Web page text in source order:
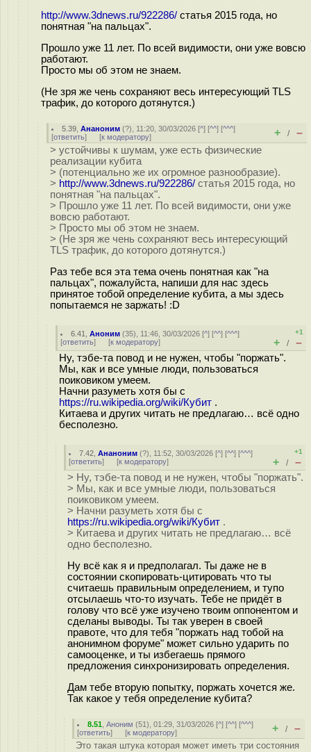
http://www.3dnews.ru/922286/ статья 2015 года, но
понятная "на пальцах".
Прошло уже 11 лет. По всей видимости, они уже вовсю
работают.
Просто мы об этом не знаем.
(Не зря же чень сохраняют весь интересующий TLS
трафик, до которого дотянутся.)
5.39 ,Ананоним (?), 11:20, 30/03/2026 [^] [^^] [^^^]
[ответить] [к модератору] + / –
> устойчивы к шумам, уже есть физические
реализации кубита
> (потенциально же их огромное разнообразие).
> http://www.3dnews.ru/922286/ статья 2015 года, но
понятная "на пальцах".
> Прошло уже 11 лет. По всей видимости, они уже
вовсю работают.
> Просто мы об этом не знаем.
> (Не зря же чень сохраняют весь интересующий
TLS трафик, до которого дотянутся.)
Раз тебе вся эта тема очень понятная как "на
пальцах", пожалуйста, напиши для нас здесь
принятое тобой определение кубита, а мы здесь
попытаемся не заржать! :D
6.41 ,Аноним (35), 11:46, 30/03/2026 [^] [^^] [^^^]
[ответить] [к модератору]
+1
+ / –
Ну, тэбе-та повод и не нужен, чтобы "поржать".
Мы, как и все умные люди, пользоваться
поиковиком умеем.
Начни разуметь хотя бы с
https://ru.wikipedia.org/wiki/Кубит .
Китаева и других читать не предлагаю… всё одно
бесполезно.
7.42 ,Ананоним (?), 11:52, 30/03/2026 [^] [^^] [^^^]
[ответить] [к модератору]
+1
+ / –
> Ну, тэбе-та повод и не нужен, чтобы "поржать".
> Мы, как и все умные люди, пользоваться
поиковиком умеем.
> Начни разуметь хотя бы с
https://ru.wikipedia.org/wiki/Кубит .
> Китаева и других читать не предлагаю… всё
одно бесполезно.
Ну всё как я и предполагал. Ты даже не в
состоянии скопировать-цитировать что ты
считаешь правильным определением, и тупо
отсылаешь что-то изучать. Тебе не придёт в
голову что всё уже изучено твоим оппонентом и
сделаны выводы. Ты так уверен в своей
правоте, что для тебя "поржать над тобой на
анонимном форуме" может сильно ударить по
самооценке, и ты избегаешь прямого
предложения синхронизировать определения.
Дам тебе вторую попытку, поржать хочется же.
Так какое у тебя определение кубита?
8.51 ,Аноним (51), 01:29, 31/03/2026 [^] [^^] [^^^]
[ответить] [к модератору] + / –
Это такая штука которая может иметь три состояния